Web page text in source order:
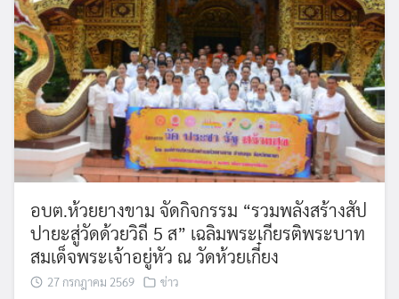
อบต.ห้วยยางขาม จัดกิจกรรม “รวมพลังสร้างสัป
ปายะสู่วัดด้วยวิถี 5 ส” เฉลิมพระเกียรติพระบาท
สมเด็จพระเจ้าอยู่หัว ณ วัดห้วยเกี๋ยง
27 กรกฎาคม 2569 ข่าว